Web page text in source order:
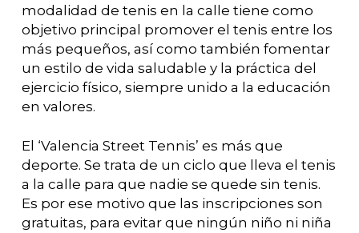
modalidad de tenis en la calle tiene como
objetivo principal promover el tenis entre los
más pequeños, así como también fomentar
un estilo de vida saludable y la práctica del
ejercicio físico, siempre unido a la educación
en valores.
El ‘Valencia Street Tennis’ es más que
deporte. Se trata de un ciclo que lleva el tenis
a la calle para que nadie se quede sin tenis.
Es por ese motivo que las inscripciones son
gratuitas, para evitar que ningún niño ni niña